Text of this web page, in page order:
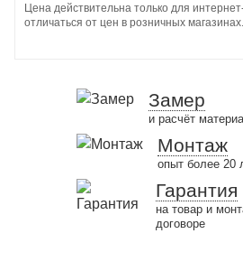
Цена действительна только для
отличаться от цен в розничных магазинах.
Замер
и расчёт
Монтаж
опыт более 20
Гарантия
на товар и
договоре